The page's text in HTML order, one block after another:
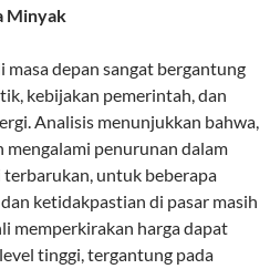
Minyak
depan sangat bergantung
kebijakan pemerintah, dan
Analisis menunjukkan bahwa,
mengalami penurunan dalam
untuk beberapa
ketidakpastian di pasar masih
memperkirakan harga dapat
tinggi, tergantung pada